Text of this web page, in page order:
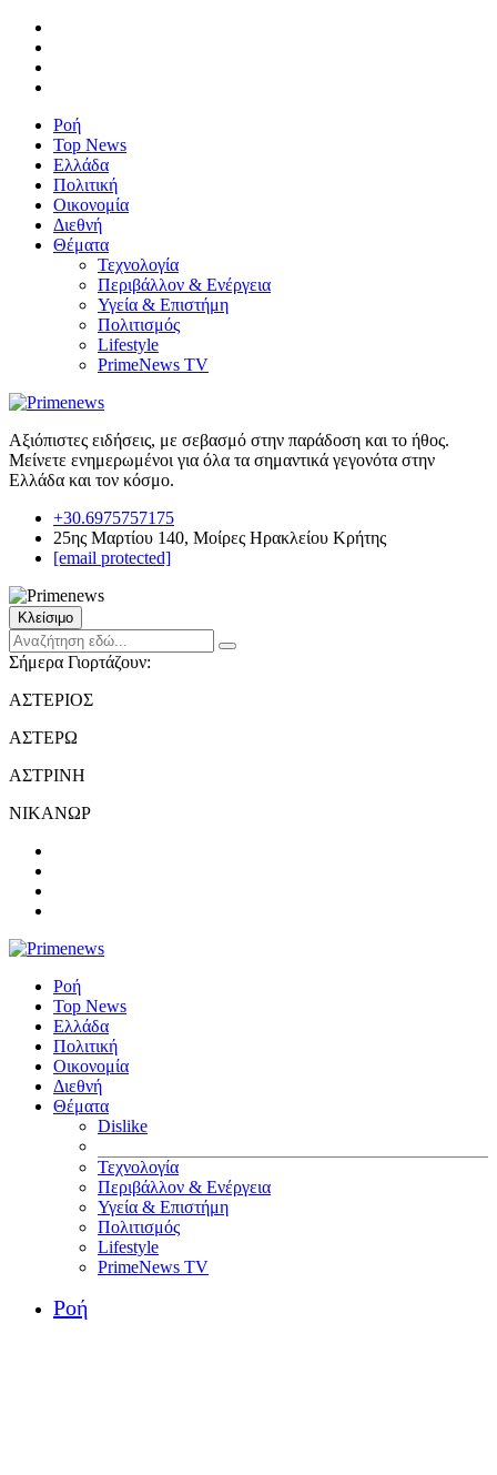
Ροή
Top News
Ελλάδα
Πολιτική
Οικονομία
Διεθνή
Θέματα
Τεχνολογία
Περιβάλλον & Ενέργεια
Υγεία & Επιστήμη
Πολιτισμός
Lifestyle
PrimeNews TV
Αξιόπιστες ειδήσεις, με σεβασμό στην παράδοση και το ήθος.
Μείνετε ενημερωμένοι για όλα τα σημαντικά γεγονότα στην
Ελλάδα και τον κόσμο.
+30.6975757175
25ης Μαρτίου 140, Μοίρες Ηρακλείου Κρήτης
[email protected]
Κλείσιμο
Σήμερα Γιορτάζουν:
ΑΣΤΕΡΙΟΣ
ΑΣΤΕΡΩ
ΑΣΤΡΙΝΗ
ΝΙΚΑΝΩΡ
Ροή
Top News
Ελλάδα
Πολιτική
Οικονομία
Διεθνή
Θέματα
Dislike
Τεχνολογία
Περιβάλλον & Ενέργεια
Υγεία & Επιστήμη
Πολιτισμός
Lifestyle
PrimeNews TV
Ροή